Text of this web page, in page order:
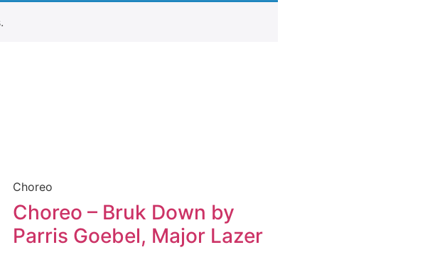
Choreo
Choreo – Bruk Down by
Parris Goebel, Major Lazer